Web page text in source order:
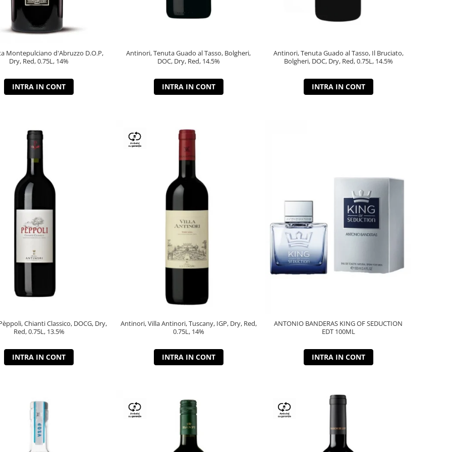
Montepulciano d'Abruzzo D.O.P,
Dry, Red, 0.75L, 14%
INTRA IN CONT
Antinori, Tenuta Guado al Tasso, Bolgheri,
DOC, Dry, Red, 14.5%
INTRA IN CONT
Antinori, Tenuta Guado al Tasso, Il Bruciato,
Bolgheri, DOC, Dry, Red, 0.75L, 14.5%
INTRA IN CONT
Chianti Classico, DOCG, Dry,
Red, 0.75L, 13.5%
INTRA IN CONT
Antinori, Villa Antinori, Tuscany, IGP, Dry, Red,
0.75L, 14%
INTRA IN CONT
ANTONIO BANDERAS KING OF SEDUCTION
EDT 100ML
INTRA IN CONT